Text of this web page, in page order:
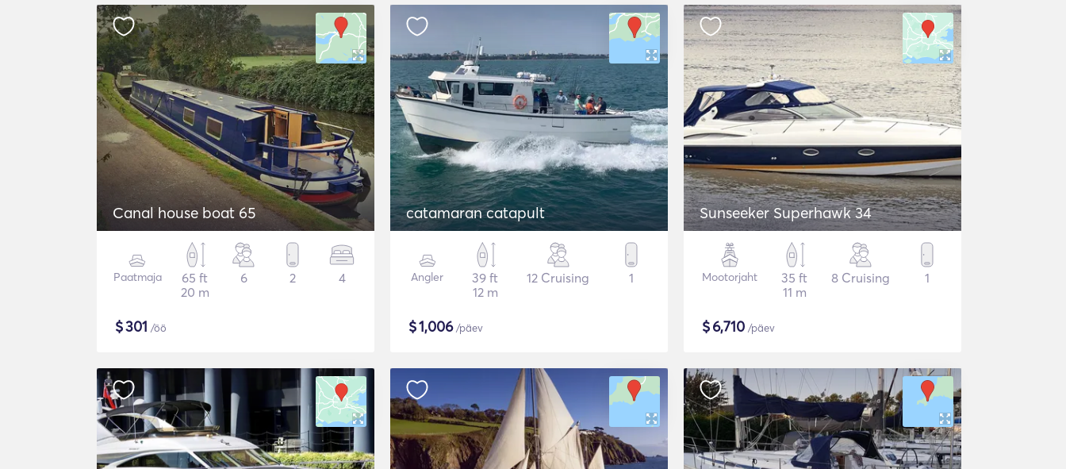
Canal house boat 65
Paatmaja
65 ft
20 m
6 2 4
$301 /öö
catamaran catapult
Angler
39 ft
12 m
12 Cruising 1
$1,006/päev
Sunseeker Superhawk 34
Mootorjaht
35 ft
11 m
8 Cruising 1
$6,710 /päev